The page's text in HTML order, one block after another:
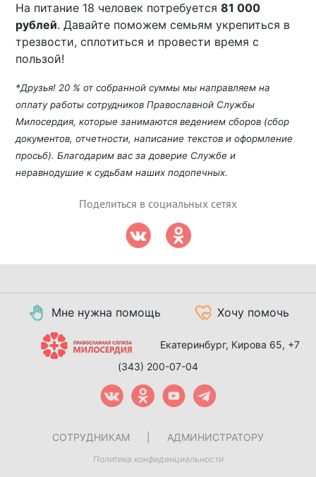
На питание 18 человек потребуется81 000
рублей. Давайте поможем семьям укрепиться в
трезвости, сплотиться и провести время с
пользой!
*Друзья! 20 % от собранной суммы мы направляем на
оплату работы сотрудников Православной Службы
Милосердия, которые занимаются ведением сборов (сбор
документов, отчетности, написание текстов и оформление
просьб). Благодарим вас за доверие Службе и
неравнодушие к судьбам наших подопечных.
Поделиться в социальных сетях
Мне нужна помощь Хочу помочь
Екатеринбург, Кирова 65, +7
(343) 200-07-04
СОТРУДНИКАМ АДМИНИСТРАТОРУ
Политика конфиденциальности